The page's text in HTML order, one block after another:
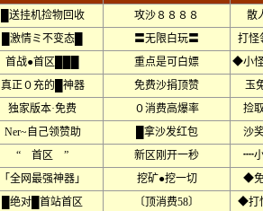
█送挂机捡物回收 攻沙８８８８
散
█激情ミ不变态█ 〓无限白玩〓
打怪
首战●首区███ 重点是可白嫖
◆小
真正０充的█神器 免费沙捐顶赞
玉
独家版本·免费 ０消费高爆率
捡
Ner~自己领赞助 █拿沙发红包
沙
“ 首区 ” 新区刚开一秒
┉
「全网最强神器」 挖矿●挖一切
◆
█绝对█首站首区 〔顶消费58〕
◆打